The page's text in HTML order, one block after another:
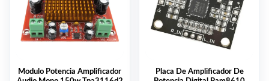
Modulo Potencia Amplificador
Placa De Amplificador De